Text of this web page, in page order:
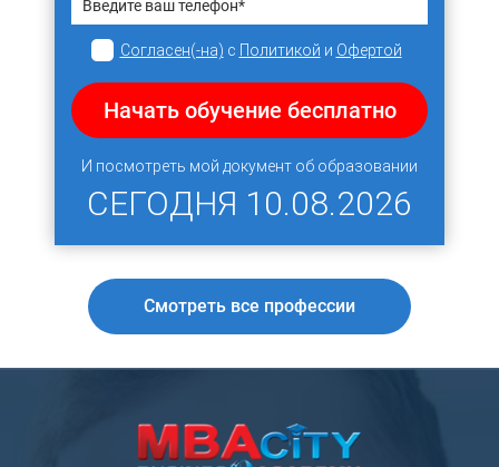
Согласен(-на) с Политикой и Офертой
Начать обучение бесплатно
И посмотреть мой документ об образовании
СЕГОДНЯ 10.08.2026
Смотреть все профессии